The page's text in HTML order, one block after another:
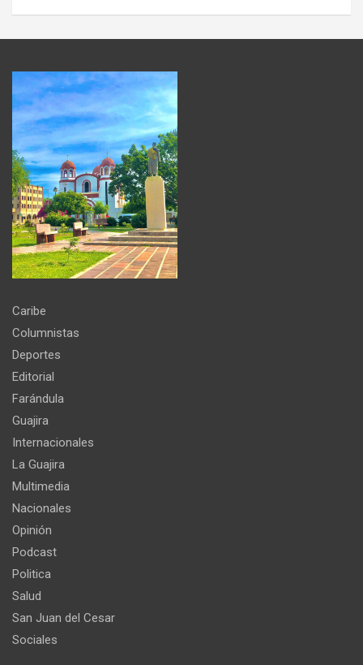
Caribe
Columnistas
Deportes
Editorial
Farándula
Guajira
Internacionales
La Guajira
Multimedia
Nacionales
Opinión
Podcast
Politica
Salud
San Juan del Cesar
Sociales